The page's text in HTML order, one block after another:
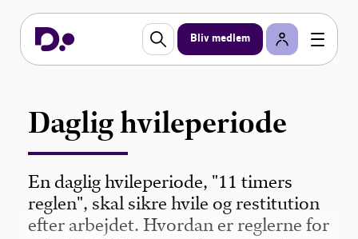
Bliv medlem
Daglig hvileperiode
En daglig hvileperiode, "11 timers
reglen", skal sikre hvile og restitution
efter arbejdet. Hvordan er reglerne for